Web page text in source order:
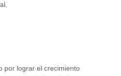
por lograr el crecimiento